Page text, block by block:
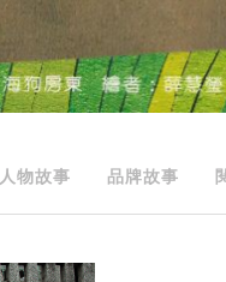
人物故事 品牌故事